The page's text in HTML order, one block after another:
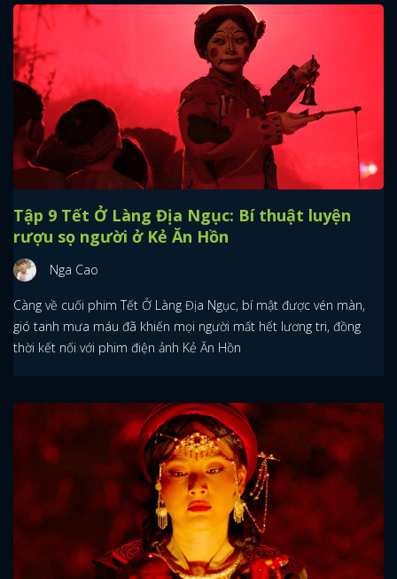
Tập 9 Tết Ở Làng Địa Ngục: Bí thuật luyện
rượu sọ người ở Kẻ Ăn Hồn
Nga Cao
Càng về cuối phim Tết Ở Làng Địa Ngục, bí mật được vén màn,
gió tanh mưa máu đã khiến mọi người mất hết lương tri, đồng
thời kết nối với phim điện ảnh Kẻ Ăn Hồn